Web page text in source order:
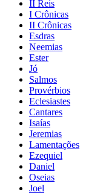
II Reis
I Crônicas
II Crônicas
Esdras
Neemias
Ester
Jó
Salmos
Provérbios
Eclesiastes
Cantares
Isaías
Jeremias
Lamentações
Ezequiel
Daniel
Oseias
Joel